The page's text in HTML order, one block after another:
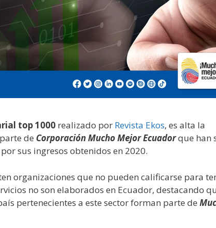
top 1000 realizado por Revista Ekos, es alta la
de Corporación Mucho Mejor Ecuadorque han
sus ingresos obtenidos en 2020.
organizaciones que no pueden calificarse para
no son elaborados en Ecuador, destacando
pertenecientes a este sector forman parte de